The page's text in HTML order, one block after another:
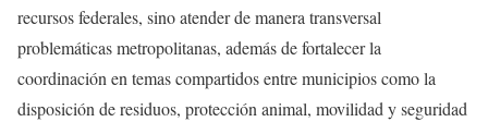
recursos federales, sino atender de manera transversal
problemáticas metropolitanas, además de fortalecer la
coordinación en temas compartidos entre municipios como la
disposición de residuos, protección animal, movilidad y seguridad